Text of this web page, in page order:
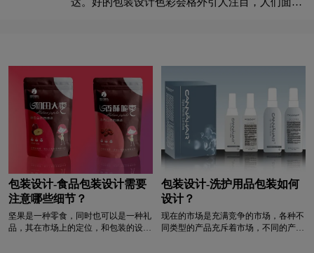
包装设计-食品包装设计需要
注意哪些细节？
坚果是一种零食，同时也可以是一种礼
品，其在市场上的定位，和包装的设计
包装设计-洗护用品包装如何
设计？
现在的市场是充满竞争的市场，各种不
同类型的产品充斥着市场，不同的产